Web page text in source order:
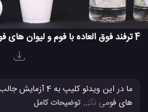
4 ترفند فوق العاده با فوم و لیوان های فومی
ما در این ویدئو
های فومی نگاهی می اندازیم. شما می
... توضیحات کامل